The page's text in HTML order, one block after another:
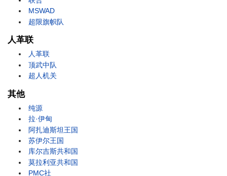
MSWAD
超限旗帜队
人革联
人革联
顶武中队
超人机关
其他
纯源
拉·伊甸
阿扎迪斯坦王国
苏伊尔王国
库尔吉斯共和国
莫拉利亚共和国
PMC社